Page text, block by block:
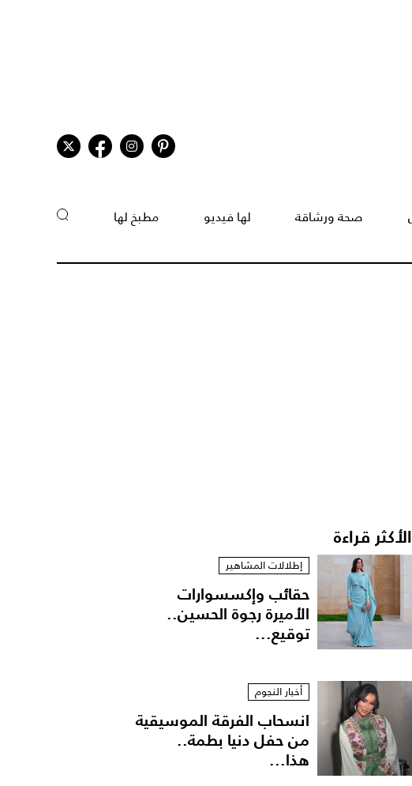
صحة ورشاقة لها فيديو مطبخ لها
الأكثر قراءة
إطلالات المشاهير
حقائب وإكسسوارات
الأميرة رجوة الحسين..
توقيع...
أخبار النجوم
انسحاب الفرقة الموسيقية
من حفل دنيا بطمة..
هذا...